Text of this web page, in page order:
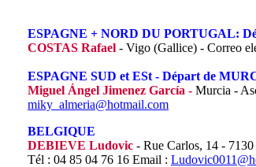
ESPAGNE + NORD DU PORTUGAL:
COSTAS Rafael - Vigo (Gallice) - Correo
ESPAGNE SUD et ESt - Départ de
Miguel Ángel Jimenez García - Murcia -
miky_almeria@hotmail.com
BELGIQUE
DEBIEVE Ludovic - Rue Carlos, 14 -
Tél : 04 85 04 76 16 Email :